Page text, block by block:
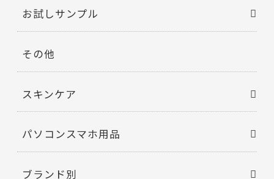
お試しサンプル
その他
スキンケア
パソコンスマホ用品
ブランド別